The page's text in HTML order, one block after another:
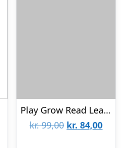
Play Grow Read Learn
kr.99,00 Den
kr. 84,00Den